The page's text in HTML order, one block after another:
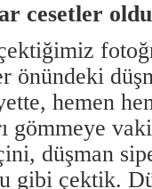
cesetler oldu
önündeki
hemen
gömmeye
düşman
gibi çektik.